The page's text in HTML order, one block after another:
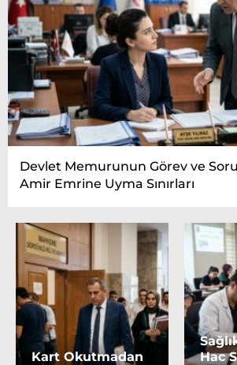
Devlet Memurunun Görev ve
Amir Emrine Uyma Sınırları
Kart Okutmadan
Hac